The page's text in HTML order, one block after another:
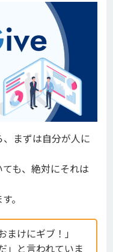
まずは自分が人に
も、絶対にそれは
。
まけにギブ！」
」と言われていま